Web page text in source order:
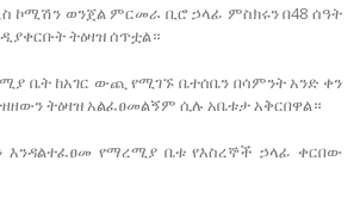
ኮሚሽን ወንጀል ምርመራ ቢሮ ኃላፊ ምስክሩን በ48 ሰዓት
ትዕዛዝ ሰጥቷል።
ቤት ከአገር ውጪ የሚገኙ ቤተሰቤን በሳምንት አንድ ቀን
ትዕዛዝ አልፈፀመልኝም ሲሉ አቤቱታ አቅርበዋል።
እንዳልተፈፀመ የማረሚያ ቤቱ የእስረኞች ኃላፊ ቀርበው